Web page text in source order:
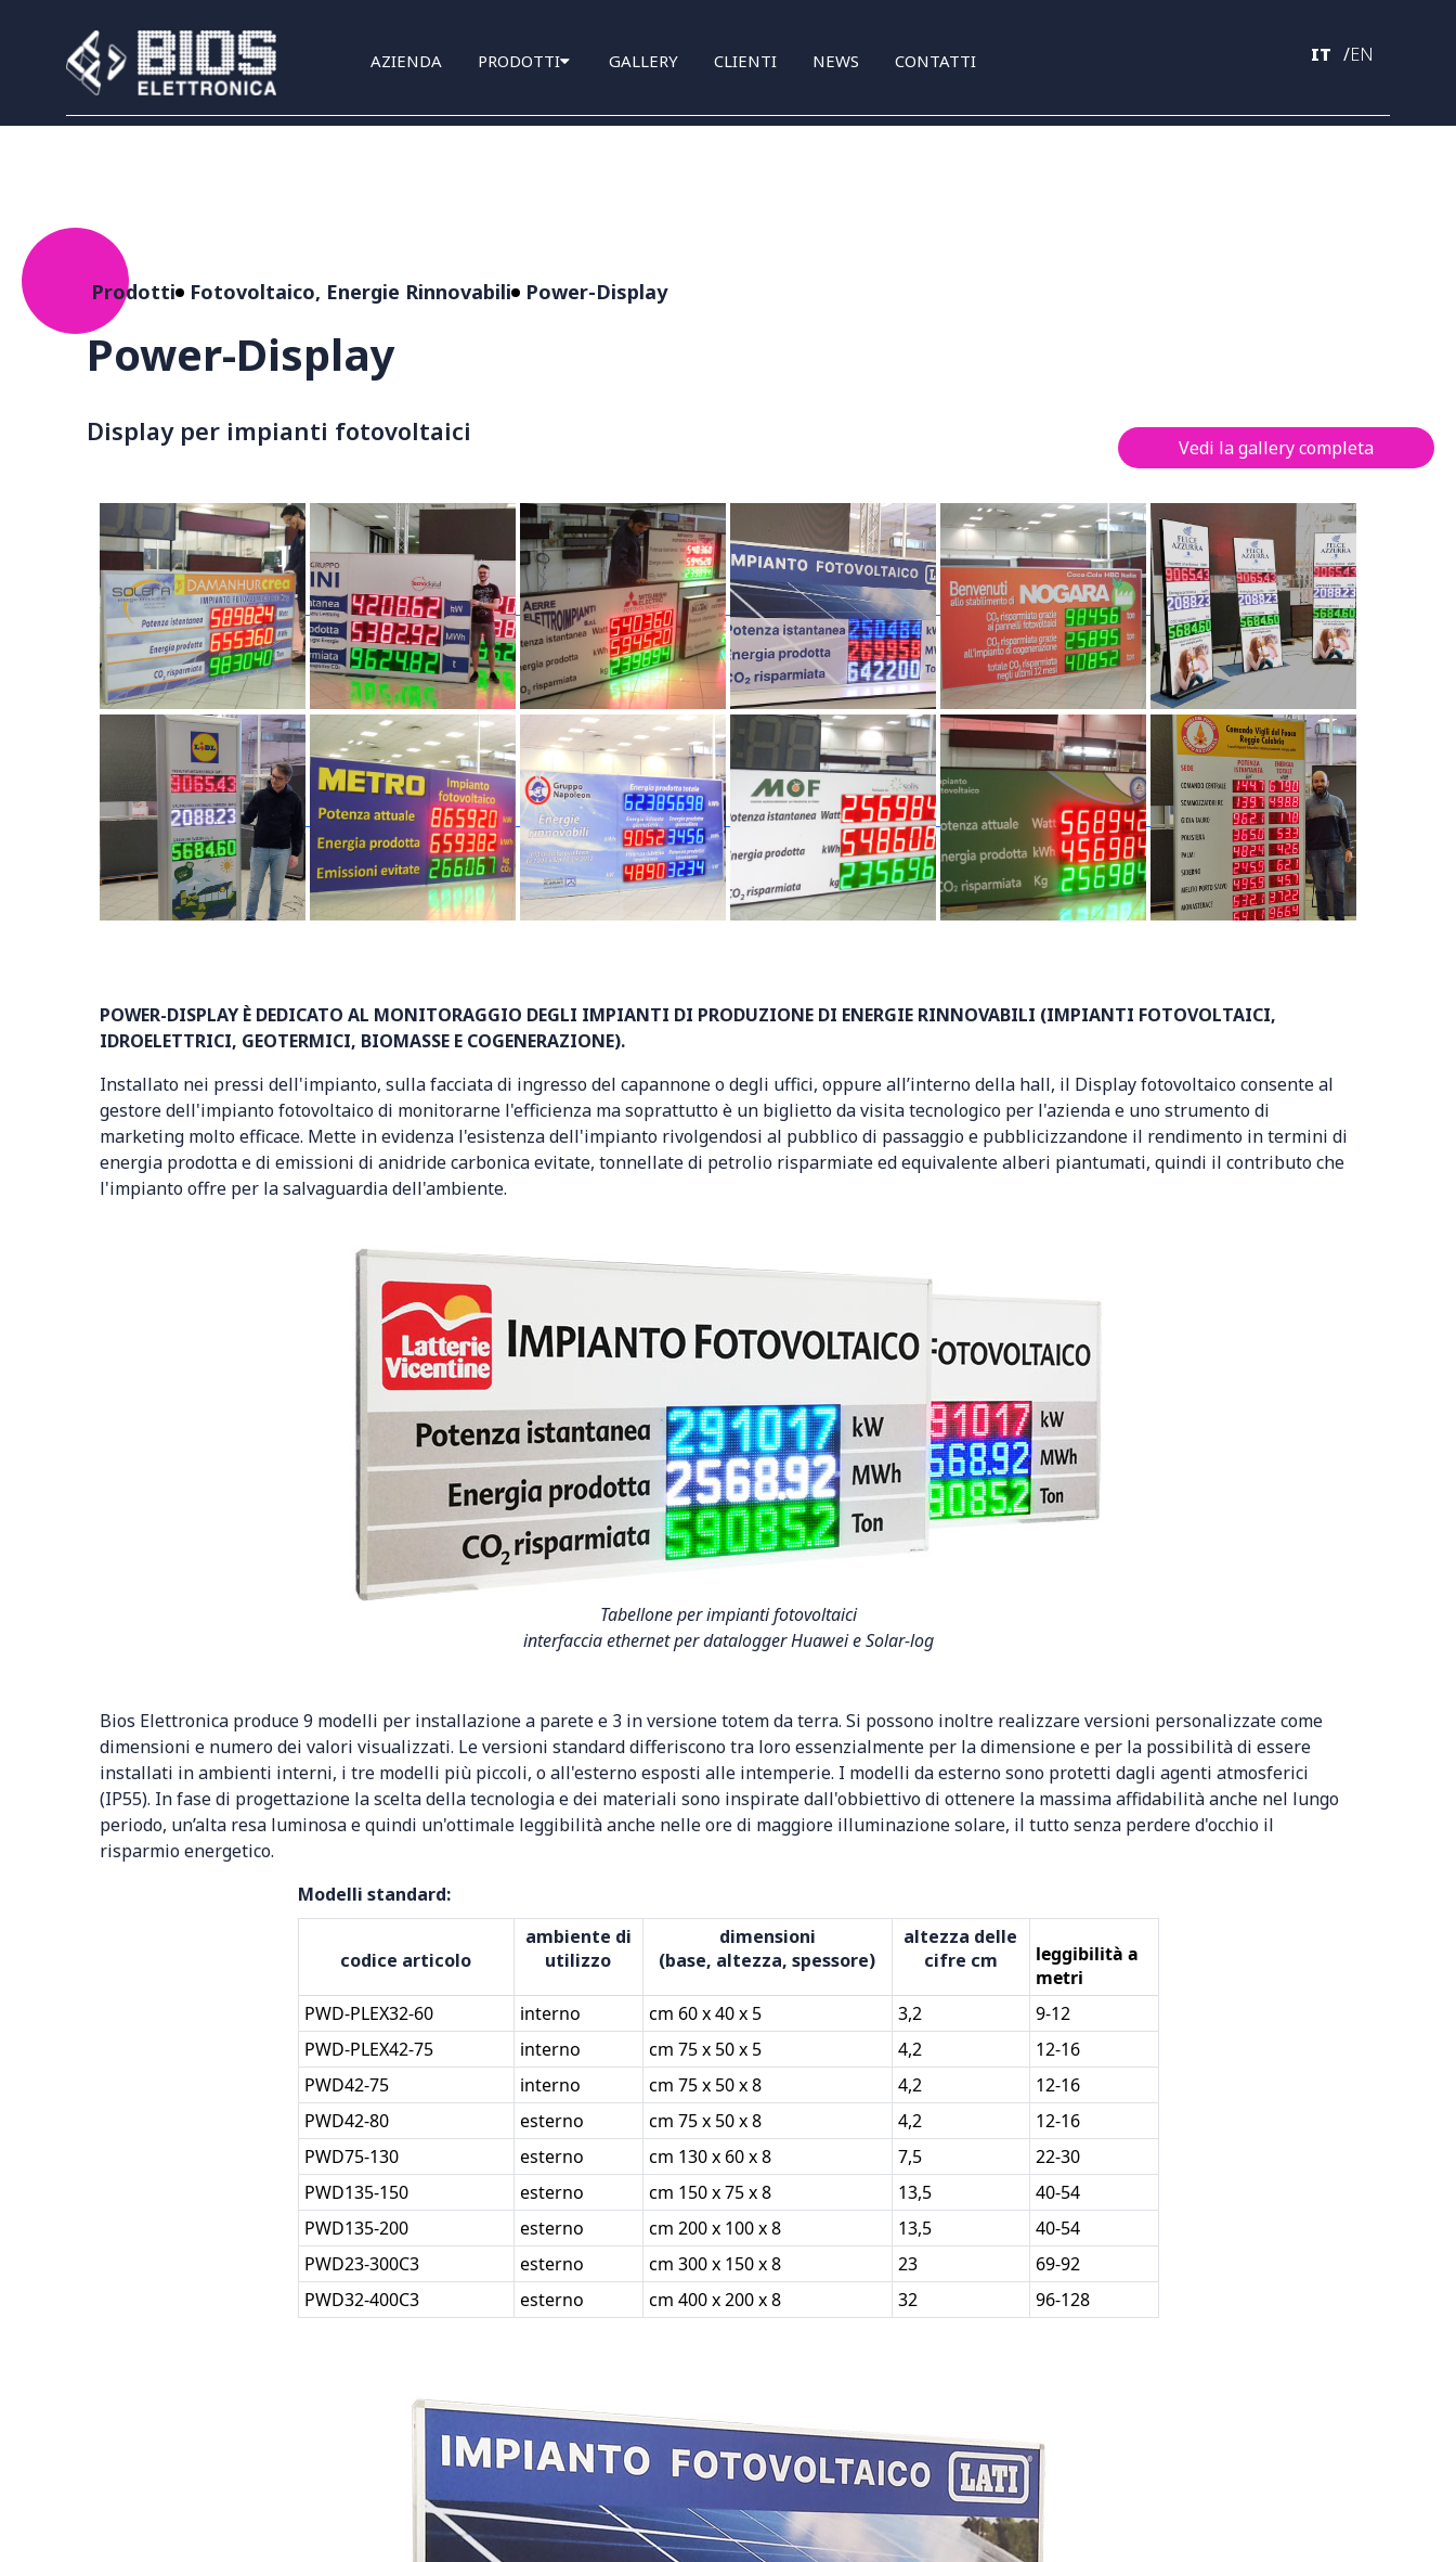
AZIENDA PRODOTTI GALLERY CLIENTI NEWS CONTATTI IT EN
Prodotti Fotovoltaico, Energie Rinnovabili Power-Display
Power-Display
display per impianti fotovoltaici
Vedi la gallery completa
POWER-DISPLAY È DEDICATO AL MONITORAGGIO DEGLI IMPIANTI DI PRODUZIONE DI ENERGIE RINNOVABILI (IMPIANTI FOTOVOLTAICI,
IDROELETTRICI, GEOTERMICI, BIOMASSE E COGENERAZIONE).
Installato nei pressi dell'impianto, sulla facciata di ingresso del capannone o degli uffici, oppure all’interno della hall, il Display fotovoltaico consente al
gestore dell'impianto fotovoltaico di monitorarne l'efficienza ma soprattutto è un biglietto da visita tecnologico per l'azienda e uno strumento di
marketing molto efficace. Mette in evidenza l'esistenza dell'impianto rivolgendosi al pubblico di passaggio e pubblicizzandone il rendimento in termini di
energia prodotta e di emissioni di anidride carbonica evitate, tonnellate di petrolio risparmiate ed equivalente alberi piantumati, quindi il contributo che
l'impianto offre per la salvaguardia dell'ambiente.
Tabellone per impianti fotovoltaici
interfaccia ethernet per datalogger Huawei e Solar-log
Bios Elettronica produce 9 modelli per installazione a parete e 3 in versione totem da terra. Si possono inoltre realizzare versioni personalizzate come
dimensioni e numero dei valori visualizzati. Le versioni standard differiscono tra loro essenzialmente per la dimensione e per la possibilità di essere
installati in ambienti interni, i tre modelli più piccoli, o all'esterno esposti alle intemperie. I modelli da esterno sono protetti dagli agenti atmosferici
(IP55). In fase di progettazione la scelta della tecnologia e dei materiali sono inspirate dall'obbiettivo di ottenere la massima affidabilità anche nel lungo
periodo, un’alta resa luminosa e quindi un'ottimale leggibilità anche nelle ore di maggiore illuminazione solare, il tutto senza perdere d'occhio il
risparmio energetico.
Modelli standard:
codice articolo
ambiente di
utilizzo
dimensioni
(base, altezza, spessore)
altezza delle
cifre cm
leggibilità a
metri
PWD-PLEX32-60
interno cm 60 x 40 x 5 3,2
9-12
PWD-PLEX42-75
interno cm 75 x 50 x 5 4,2
12-16
PWD42-75
interno cm 75 x 50 x 8 4,2
12-16
PWD42-80
esterno cm 75 x 50 x 8 4,2
12-16
PWD75-130
esterno cm 130 x 60 x 8 7,5
22-30
PWD135-150
esterno cm 150 x 75 x 8 13,5
40-54
PWD135-200
esterno cm 200 x 100 x 8 13,5
40-54
PWD23-300C3
esterno cm 300 x 150 x 8 23
69-92
PWD32-400C3
esterno cm 400 x 200 x 8 32 96-128